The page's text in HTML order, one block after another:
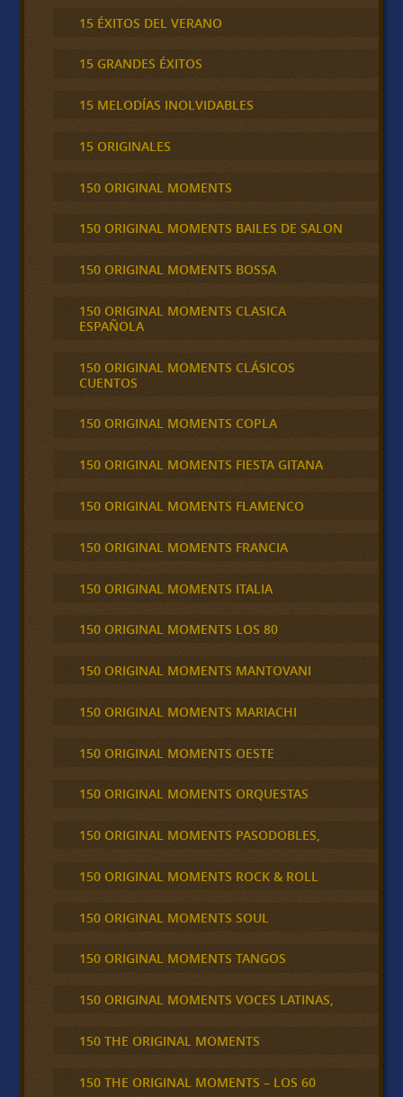
15 ÉXITOS DEL VERANO
15 GRANDES ÉXITOS
15 MELODÍAS INOLVIDABLES
15 ORIGINALES
150 ORIGINAL MOMENTS
150 ORIGINAL MOMENTS BAILES DE SALON
150 ORIGINAL MOMENTS BOSSA
150 ORIGINAL MOMENTS CLASICA
ESPAÑOLA
150 ORIGINAL MOMENTS CLÁSICOS
CUENTOS
150 ORIGINAL MOMENTS COPLA
150 ORIGINAL MOMENTS FIESTA GITANA
150 ORIGINAL MOMENTS FLAMENCO
150 ORIGINAL MOMENTS FRANCIA
150 ORIGINAL MOMENTS ITALIA
150 ORIGINAL MOMENTS LOS 80
150 ORIGINAL MOMENTS MANTOVANI
150 ORIGINAL MOMENTS MARIACHI
150 ORIGINAL MOMENTS OESTE
150 ORIGINAL MOMENTS ORQUESTAS
150 ORIGINAL MOMENTS PASODOBLES,
150 ORIGINAL MOMENTS ROCK & ROLL
150 ORIGINAL MOMENTS SOUL
150 ORIGINAL MOMENTS TANGOS
150 ORIGINAL MOMENTS VOCES LATINAS,
150 THE ORIGINAL MOMENTS
150 THE ORIGINAL MOMENTS – LOS 60